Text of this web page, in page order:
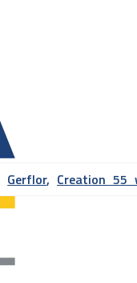
Gerflor, Creation 55